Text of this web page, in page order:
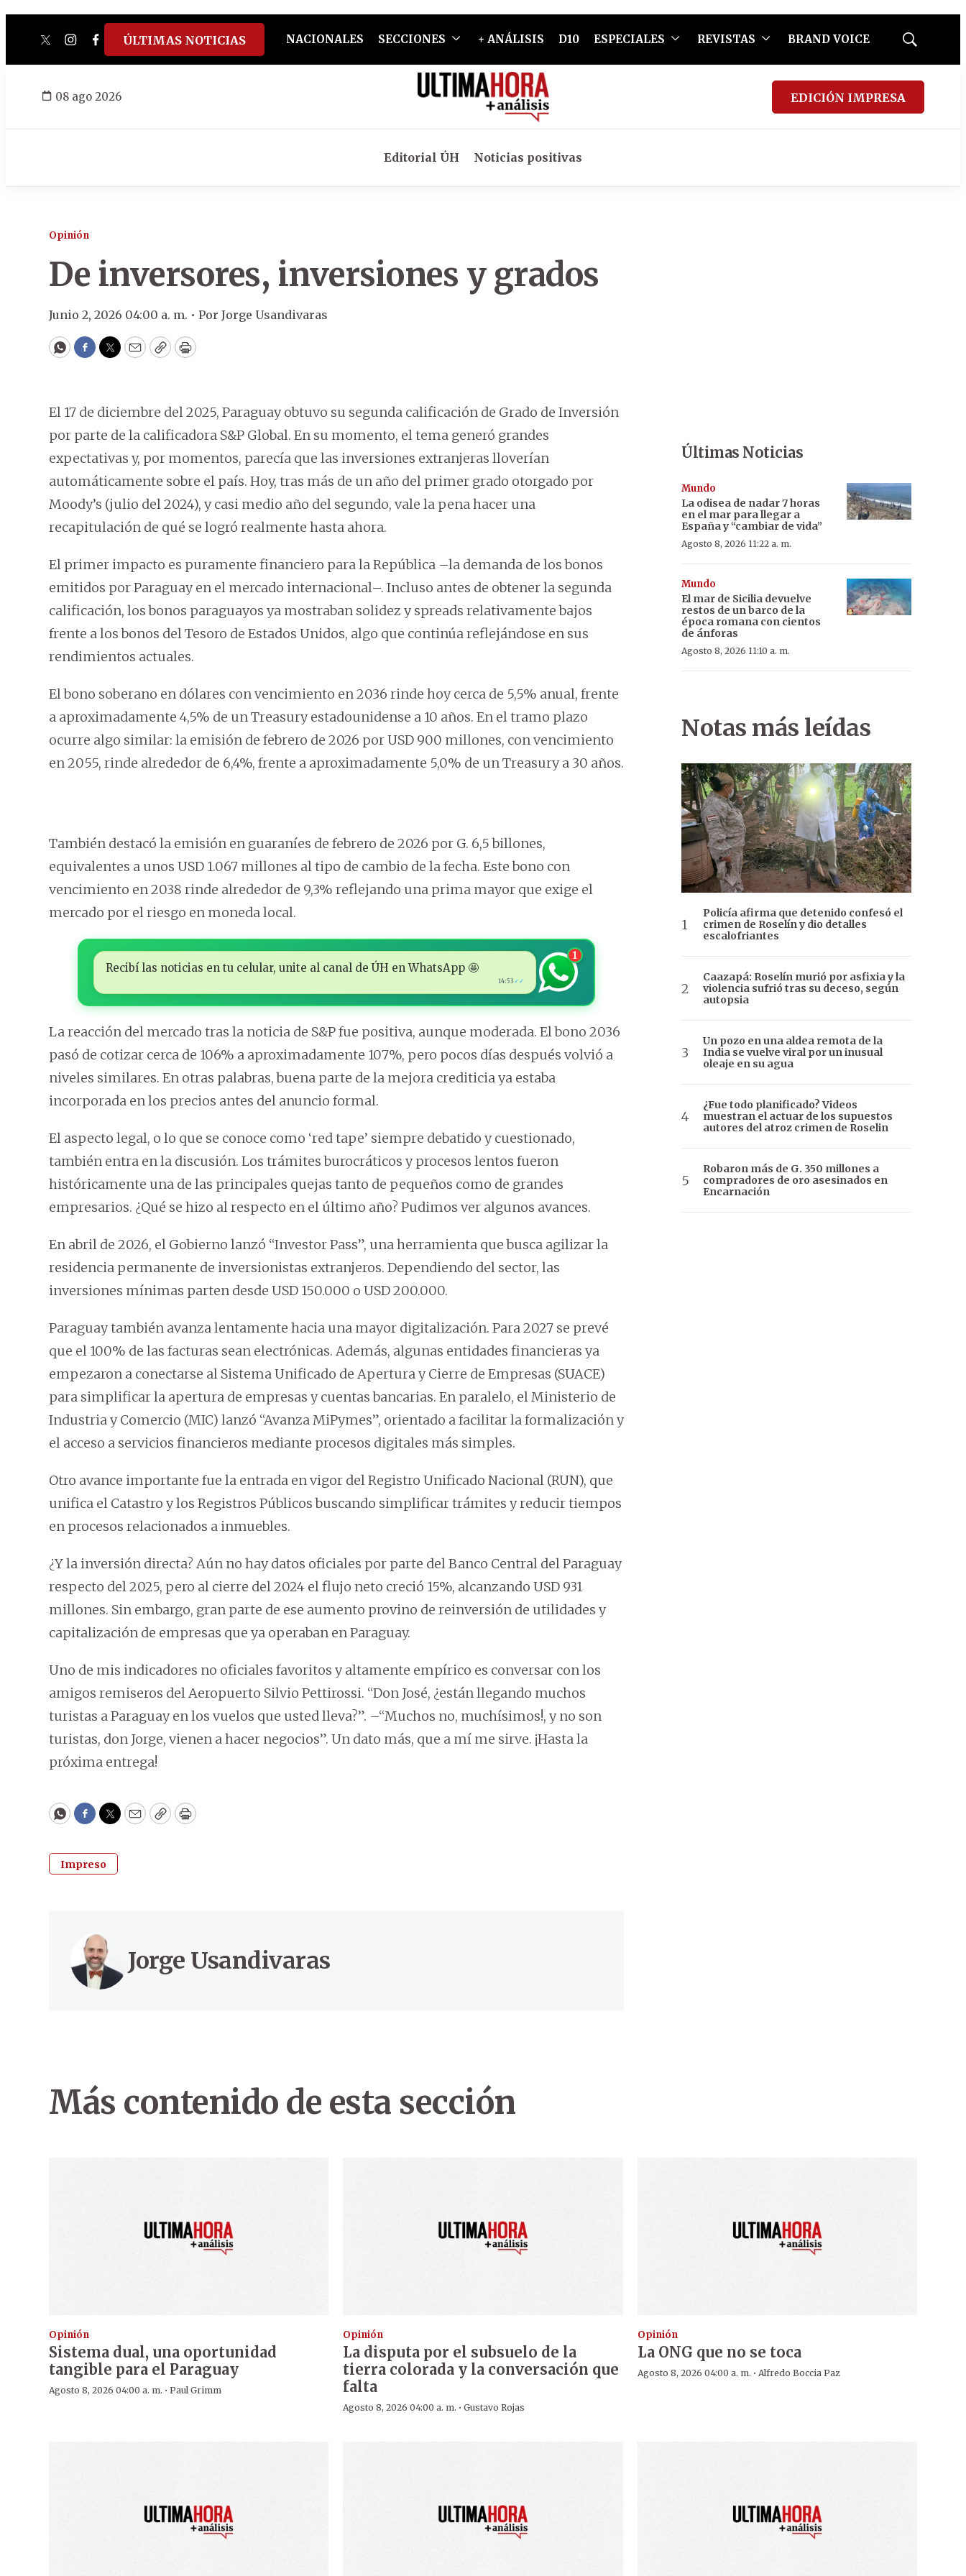
twitterinstagram
facebook
tiktokyoutube
spotify
ÚLTIMAS NOTICIAS NACIONALES SECCIONES + ANÁLISIS D10 ESPECIALES REVISTAS BRAND VOICE
Mostrar
08 ago 2026 EDICIÓN IMPRESA
Editorial ÚH Noticias positivas
Opinión
De inversores, inversiones y grados
Junio 2, 2026 04:00 a. m. • Por Jorge Usandivaras
WhatsApp
Facebook
Twitter
EmailCopyPrint
El 17 de diciembre del 2025, Paraguay obtuvo su segunda calificación de Grado de Inversión
por parte de la calificadora S&P Global. En su momento, el tema generó grandes
expectativas y, por momentos, parecía que las inversiones extranjeras lloverían
automáticamente sobre el país. Hoy, tras más de un año del primer grado otorgado por
Moody’s (julio del 2024), y casi medio año del segundo, vale la pena hacer una
recapitulación de qué se logró realmente hasta ahora.
El primer impacto es puramente financiero para la República –la demanda de los bonos
emitidos por Paraguay en el mercado internacional–. Incluso antes de obtener la segunda
calificación, los bonos paraguayos ya mostraban solidez y spreads relativamente bajos
frente a los bonos del Tesoro de Estados Unidos, algo que continúa reflejándose en sus
rendimientos actuales.
El bono soberano en dólares con vencimiento en 2036 rinde hoy cerca de 5,5% anual, frente
a aproximadamente 4,5% de un Treasury estadounidense a 10 años. En el tramo plazo
ocurre algo similar: la emisión de febrero de 2026 por USD 900 millones, con vencimiento
en 2055, rinde alrededor de 6,4%, frente a aproximadamente 5,0% de un Treasury a 30 años.
También destacó la emisión en guaraníes de febrero de 2026 por G. 6,5 billones,
equivalentes a unos USD 1.067 millones al tipo de cambio de la fecha. Este bono con
vencimiento en 2038 rinde alrededor de 9,3% reflejando una prima mayor que exige el
mercado por el riesgo en moneda local.
Recibí las noticias en tu celular, unite al canal de ÚH en WhatsApp 🤩
14:53 ✓✓
1
La reacción del mercado tras la noticia de S&P fue positiva, aunque moderada. El bono 2036
pasó de cotizar cerca de 106% a aproximadamente 107%, pero pocos días después volvió a
niveles similares. En otras palabras, buena parte de la mejora crediticia ya estaba
incorporada en los precios antes del anuncio formal.
El aspecto legal, o lo que se conoce como ‘red tape’ siempre debatido y cuestionado,
también entra en la discusión. Los trámites burocráticos y procesos lentos fueron
históricamente una de las principales quejas tanto de pequeños como de grandes
empresarios. ¿Qué se hizo al respecto en el último año? Pudimos ver algunos avances.
En abril de 2026, el Gobierno lanzó “Investor Pass”, una herramienta que busca agilizar la
residencia permanente de inversionistas extranjeros. Dependiendo del sector, las
inversiones mínimas parten desde USD 150.000 o USD 200.000.
Paraguay también avanza lentamente hacia una mayor digitalización. Para 2027 se prevé
que el 100% de las facturas sean electrónicas. Además, algunas entidades financieras ya
empezaron a conectarse al Sistema Unificado de Apertura y Cierre de Empresas (SUACE)
para simplificar la apertura de empresas y cuentas bancarias. En paralelo, el Ministerio de
Industria y Comercio (MIC) lanzó “Avanza MiPymes”, orientado a facilitar la formalización y
el acceso a servicios financieros mediante procesos digitales más simples.
Otro avance importante fue la entrada en vigor del Registro Unificado Nacional (RUN), que
unifica el Catastro y los Registros Públicos buscando simplificar trámites y reducir tiempos
en procesos relacionados a inmuebles.
¿Y la inversión directa? Aún no hay datos oficiales por parte del Banco Central del Paraguay
respecto del 2025, pero al cierre del 2024 el flujo neto creció 15%, alcanzando USD 931
millones. Sin embargo, gran parte de ese aumento provino de reinversión de utilidades y
capitalización de empresas que ya operaban en Paraguay.
Uno de mis indicadores no oficiales favoritos y altamente empírico es conversar con los
amigos remiseros del Aeropuerto Silvio Pettirossi. “Don José, ¿están llegando muchos
turistas a Paraguay en los vuelos que usted lleva?”. –“Muchos no, muchísimos!, y no son
turistas, don Jorge, vienen a hacer negocios”. Un dato más, que a mí me sirve. ¡Hasta la
próxima entrega!
WhatsApp
Facebook
Twitter
EmailCopyPrint
Impreso
Jorge Usandivaras
Últimas Noticias
Mundo
La odisea de nadar 7 horas
en el mar para llegar a
España y “cambiar de vida”
Agosto 8, 2026 11:22 a. m.
Mundo
El mar de Sicilia devuelve
restos de un barco de la
época romana con cientos
de ánforas
Agosto 8, 2026 11:10 a. m.
Notas más leídas
Policía afirma que detenido confesó el
crimen de Roselín y dio detalles
escalofriantes
Caazapá: Roselín murió por asfixia y la
violencia sufrió tras su deceso, según
autopsia
Un pozo en una aldea remota de la
India se vuelve viral por un inusual
oleaje en su agua
¿Fue todo planificado? Videos
muestran el actuar de los supuestos
autores del atroz crimen de Roselin
Robaron más de G. 350 millones a
compradores de oro asesinados en
Encarnación
Más contenido de esta sección
Opinión
Sistema dual, una oportunidad
tangible para el Paraguay
Agosto 8, 2026 04:00 a. m. · Paul Grimm
Opinión
La disputa por el subsuelo de la
tierra colorada y la conversación que
falta
Agosto 8, 2026 04:00 a. m. ·Gustavo Rojas
Opinión
La ONG que no se toca
Agosto 8, 2026 04:00 a. m. · Alfredo Boccia Paz